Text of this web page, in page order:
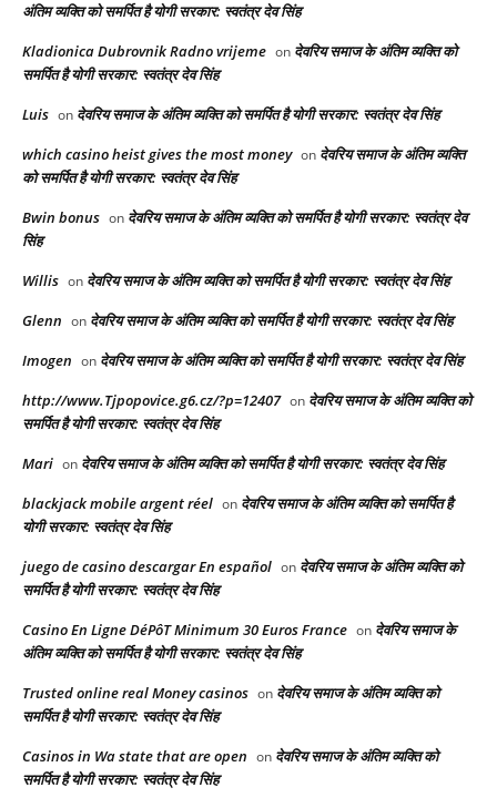
अंतिम व्यक्ति को समर्पित है योगी सरकार: स्वतंत्र देव सिंह
Kladionica Dubrovnik Radno vrijeme on देवरिय समाज के अंतिम व्यक्ति को
समर्पित है योगी सरकार: स्वतंत्र देव सिंह
Luis on देवरिय समाज के अंतिम व्यक्ति को समर्पित है योगी सरकार: स्वतंत्र देव सिंह
which casino heist gives the most money on देवरिय समाज के अंतिम व्यक्ति
को समर्पित है योगी सरकार: स्वतंत्र देव सिंह
Bwin bonus on देवरिय समाज के अंतिम व्यक्ति को समर्पित है योगी सरकार: स्वतंत्र देव
सिंह
Willis on देवरिय समाज के अंतिम व्यक्ति को समर्पित है योगी सरकार: स्वतंत्र देव सिंह
Glenn on देवरिय समाज के अंतिम व्यक्ति को समर्पित है योगी सरकार: स्वतंत्र देव सिंह
Imogen on देवरिय समाज के अंतिम व्यक्ति को समर्पित है योगी सरकार: स्वतंत्र देव सिंह
http://www.Tjpopovice.g6.cz/?p=12407 on देवरिय समाज के अंतिम व्यक्ति को
समर्पित है योगी सरकार: स्वतंत्र देव सिंह
Mari on देवरिय समाज के अंतिम व्यक्ति को समर्पित है योगी सरकार: स्वतंत्र देव सिंह
blackjack mobile argent réel on देवरिय समाज के अंतिम व्यक्ति को समर्पित है
योगी सरकार: स्वतंत्र देव सिंह
juego de casino descargar En español on देवरिय समाज के अंतिम व्यक्ति को
समर्पित है योगी सरकार: स्वतंत्र देव सिंह
Casino En Ligne DéPôT Minimum 30 Euros France on देवरिय समाज के
अंतिम व्यक्ति को समर्पित है योगी सरकार: स्वतंत्र देव सिंह
Trusted online real Money casinos on देवरिय समाज के अंतिम व्यक्ति को
समर्पित है योगी सरकार: स्वतंत्र देव सिंह
Casinos in Wa state that are open on देवरिय समाज के अंतिम व्यक्ति को
समर्पित है योगी सरकार: स्वतंत्र देव सिंह